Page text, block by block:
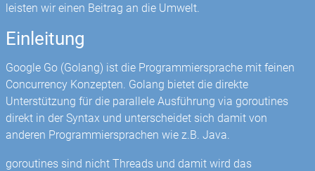
leisten wir einen Beitrag an die Umwelt.
Einleitung
Google Go (Golang) ist die Programmiersprache mit feinen
Concurrency Konzepten. Golang bietet die direkte
Unterstützung für die parallele Ausführung via goroutines
direkt in der Syntax und unterscheidet sich damit von
anderen Programmiersprachen wie z.B. Java.
goroutines sind nicht Threads und damit wird das